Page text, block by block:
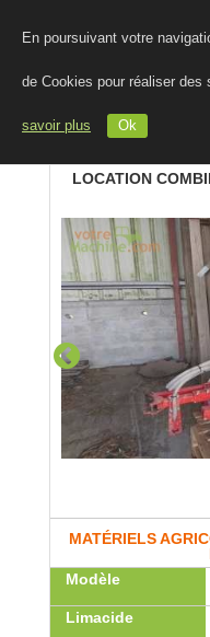
En poursuivant votre
de Cookies pour réaliser
savoir plus Ok
LOCATION
MATÉRIELS
Modèle
Limacide